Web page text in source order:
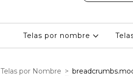
Telas por nombre
Telas por Nombre >